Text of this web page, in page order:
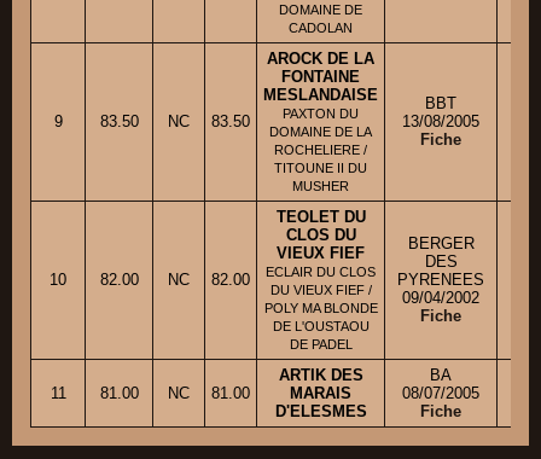
DOMAINE DE
CADOLAN
9 83.50 NC 83.50
AROCK DE LA
FONTAINE
MESLANDAISE
PAXTON DU
DOMAINE DE LA
ROCHELIERE /
TITOUNE II DU
MUSHER
BBT
13/08/2005
Fiche
10 82.00 NC 82.00
TEOLET DU
CLOS DU
VIEUX FIEF
ECLAIR DU CLOS
DU VIEUX FIEF /
POLY MA BLONDE
DE L'OUSTAOU
DE PADEL
BERGER
DES
PYRENEES
09/04/2002
Fiche
11 81.00 NC 81.00
ARTIK DES
MARAIS
D'ELESMES
BA
08/07/2005
Fiche